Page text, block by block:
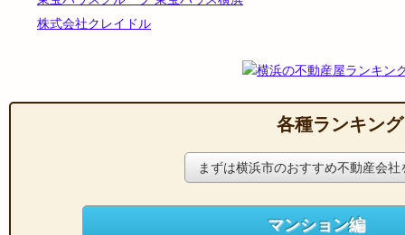
株式会社クレイドル
各種ランキング
まずは横浜市のおすすめ不動産会社
マンション編